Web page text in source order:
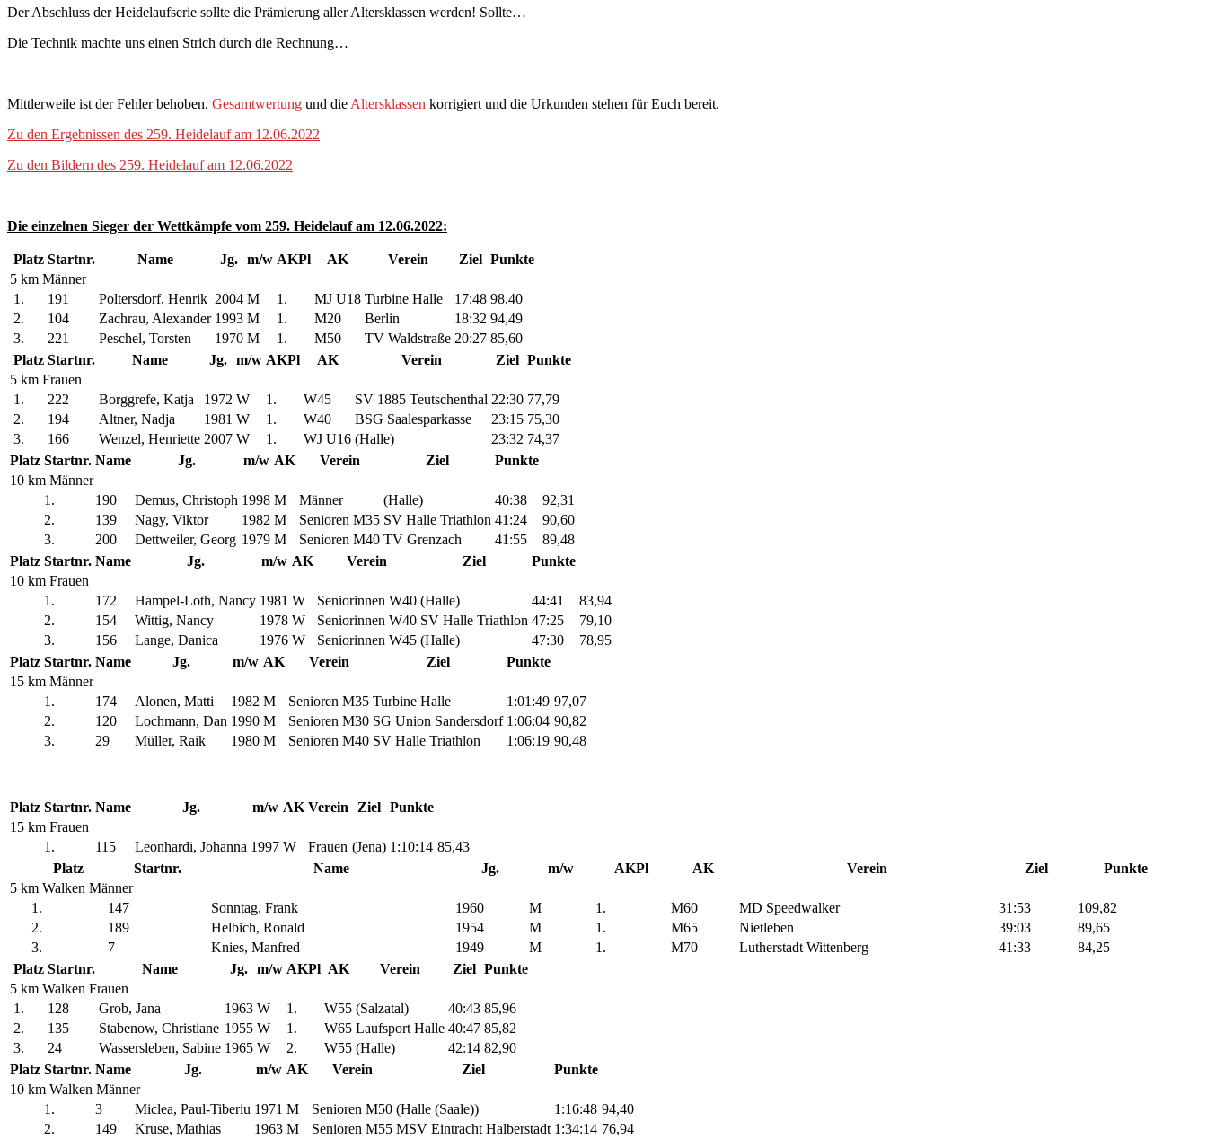
Der Abschluss der Heidelaufserie sollte die Prämierung aller Altersklassen werden! Sollte…
Die Technik machte uns einen Strich durch die Rechnung…
Mittlerweile ist der Fehler behoben, Gesamtwertung und die Altersklassen korrigiert und die Urkunden stehen für Euch bereit.
Zu den Ergebnissen des 259. Heidelauf am 12.06.2022
Zu den Bildern des 259. Heidelauf am 12.06.2022
Die einzelnen Sieger der Wettkämpfe vom 259. Heidelauf am 12.06.2022:
Platz Startnr. Name Jg. m/w AKPl AK Verein Ziel Punkte
5 km Männer
1.
191 Poltersdorf, Henrik 2004 M 1. MJ U18 Turbine Halle 17:48 98,40
2.
104 Zachrau, Alexander 1993 M 1. M20 Berlin 18:32 94,49
3.
221 Peschel, Torsten 1970 M 1. M50 TV Waldstraße 20:27 85,60
Platz Startnr. Name Jg. m/w AKPl AK Verein Ziel Punkte
5 km Frauen
1.
222 Borggrefe, Katja 1972 W 1. W45 SV 1885 Teutschenthal 22:30 77,79
2.
194 Altner, Nadja 1981 W 1. W40 BSG Saalesparkasse 23:15 75,30
3.
166 Wenzel, Henriette 2007 W 1. WJ U16 (Halle) 23:32 74,37
Platz Startnr. Name Jg. m/w AK Verein Ziel
Punkte
10 km Männer
1.
190 Demus, Christoph 1998 M Männer (Halle) 40:38
92,31
2.
139 Nagy, Viktor 1982 M Senioren M35 SV Halle Triathlon 41:24
90,60
3.
200 Dettweiler, Georg 1979 M Senioren M40 TV Grenzach 41:55
89,48
Platz Startnr. Name Jg. m/w AK Verein Ziel
Punkte
10 km Frauen
1.
172 Hampel-Loth, Nancy 1981 W Seniorinnen W40 (Halle) 44:41
83,94
2.
154 Wittig, Nancy 1978 W Seniorinnen W40 SV Halle Triathlon 47:25
79,10
3.
156 Lange, Danica 1976 W Seniorinnen W45 (Halle) 47:30
78,95
Platz Startnr. Name Jg. m/w AK Verein Ziel
Punkte
15 km Männer
1.
174 Alonen, Matti 1982 M Senioren M35 Turbine Halle 1:01:49 97,07
2.
120 Lochmann, Dan 1990 M Senioren M30 SG Union Sandersdorf 1:06:04 90,82
3.
29 Müller, Raik 1980 M Senioren M40 SV Halle Triathlon 1:06:19 90,48
Platz Startnr. Name Jg. m/w AK Verein Ziel Punkte
15 km Frauen
1.
115 Leonhardi, Johanna 1997 W Frauen (Jena) 1:10:14 85,43
Platz
Startnr. Name Jg. m/w AKPl AK Verein Ziel
Punkte
5 km Walken Männer
1.
147 Sonntag, Frank 1960 M 1. M60 MD Speedwalker 31:53
109,82
2.
189 Helbich, Ronald 1954 M 1. M65 Nietleben 39:03
89,65
3.
7 Knies, Manfred 1949 M 1. M70 Lutherstadt Wittenberg 41:33
84,25
Platz Startnr. Name Jg. m/w AKPl AK Verein Ziel Punkte
5 km Walken Frauen
1.
128 Grob, Jana 1963 W 1. W55 (Salzatal) 40:43 85,96
2.
135 Stabenow, Christiane 1955 W 1. W65 Laufsport Halle 40:47 85,82
3.
24 Wassersleben, Sabine 1965 W 2. W55 (Halle) 42:14 82,90
Platz Startnr. Name Jg. m/w AK Verein Ziel
Punkte
10 km Walken Männer
1.
3 Miclea, Paul-Tiberiu 1971 M Senioren M50 (Halle (Saale)) 1:16:48 94,40
2.
149 Kruse, Mathias 1963 M Senioren M55 MSV Eintracht Halberstadt 1:34:14 76,94